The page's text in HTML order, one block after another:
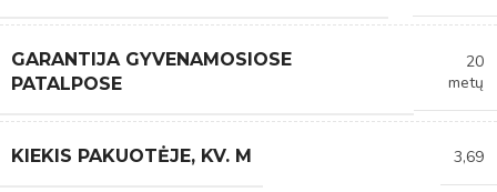
GARANTIJA GYVENAMOSIOSE
PATALPOSE
20
metų
KIEKIS PAKUOTĖJE, KV. M 3,69